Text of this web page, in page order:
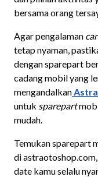
bersama orang
Agar pengalaman
tetap nyaman,
dengan sparepart
cadang mobil yang
mengandalkan
untuk sparepart
mudah.
Temukan sparepart
di
date kamu selalu